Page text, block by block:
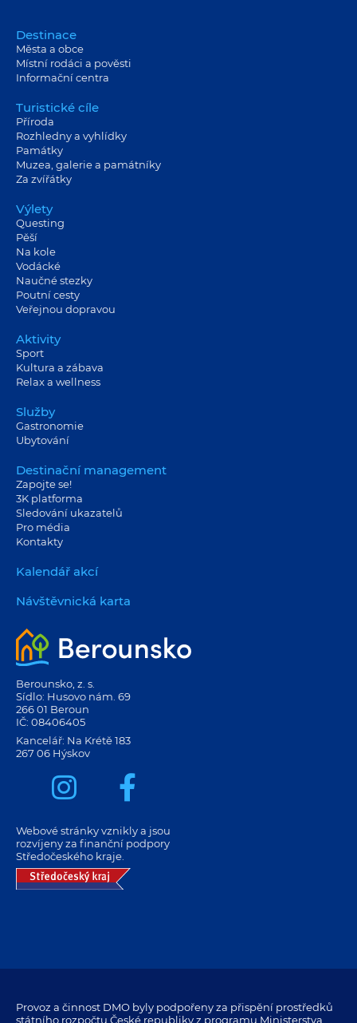
Destinace
Města a obce
Místní rodáci a pověsti
Informační centra
Turistické cíle
Příroda
Rozhledny a vyhlídky
Památky
Muzea, galerie a památníky
Za zvířátky
Výlety
Questing
Pěší
Na kole
Vodácké
Naučné stezky
Poutní cesty
Veřejnou dopravou
Aktivity
Sport
Kultura a zábava
Relax a wellness
Služby
Gastronomie
Ubytování
Destinační management
Zapojte se!
3K platforma
Sledování ukazatelů
Pro média
Kontakty
Kalendář akcí
Návštěvnická karta
Berounsko, z. s.
Sídlo: Husovo nám. 69
266 01 Beroun
IČ: 08406405
Kancelář: Na Krétě 183
267 06 Hýskov
Webové stránky vznikly a jsou
rozvíjeny za finanční podpory
Středočeského kraje.
Provoz a činnost DMO byly podpořeny za přispění prostředků
státního rozpočtu České republiky z programu Ministerstva